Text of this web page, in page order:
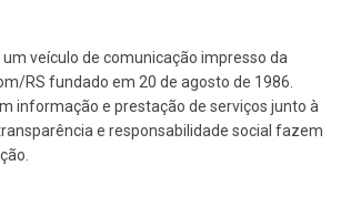
veículo de comunicação impresso da
RS fundado em 20 de agosto de 1986.
informação e prestação de serviços junto à
e responsabilidade social fazem